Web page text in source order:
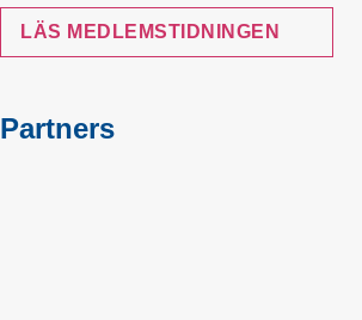
LÄS MEDLEMSTIDNINGEN
Partners